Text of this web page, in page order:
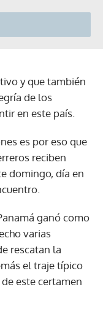
y que también
de los
en este país.
es por eso que
reciben
domingo, día en
ganó como
varias
rescatan la
el traje típico
este certamen